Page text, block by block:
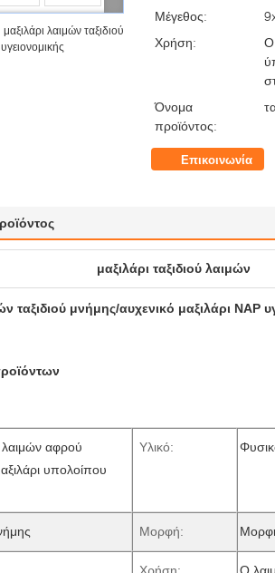
λαιμών ταξιδιού
Μέγεθος:
Χρήση:
Ο
Όνομα
προϊόντος:
Επικοινωνία
μαξιλάρι ταξιδιού λαιμών
ταξιδιού μνήμης/αυχενικό μαξιλάρι NAP
λαιμών αφρού
υπολοίπου
Υλικό:
Μορφή: